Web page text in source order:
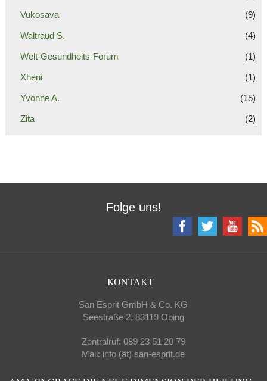
Vukosava (9)
Waltraud S. (4)
Welt-Gesundheits-Forum (1)
Xheni (1)
Yvonne A. (15)
Zita (2)
Folge uns!
KONTAKT
San Esprit GmbH & Co. KG
Seestraße 2, 83119 Obing
Zentralruf: 089 23 51 20 79
Mail: info (ät) san-esprit.de